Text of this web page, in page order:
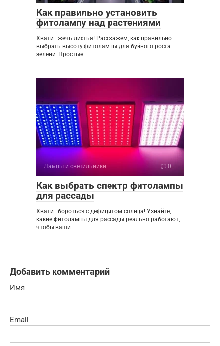
Как правильно установить
фитолампу над растениями
Хватит жечь листья! Расскажем, как правильно
выбрать высоту фитолампы для буйного роста
зелени. Простые
Лампы и светильники 0
Как выбрать спектр фитолампы
для рассады
Хватит бороться с дефицитом солнца! Узнайте,
какие фитолампы для рассады реально работают,
чтобы ваши
Добавить комментарий
Имя
Email